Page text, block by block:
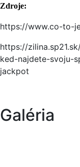
Zdroje:
https://www.co-to-
https://
ked-najdete-svoju-
jackpot
Galéria